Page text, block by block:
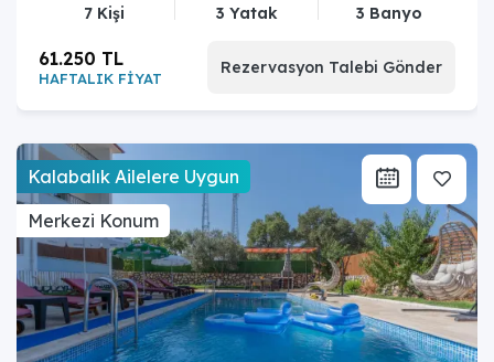
7 Kişi 3 Yatak 3 Banyo
HAFTALIK FİYAT
61.250 TL Rezervasyon Talebi Gönder
Kalabalık Ailelere Uygun
Merkezi Konum